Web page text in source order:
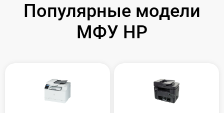
Популярные модели
МФУ HP